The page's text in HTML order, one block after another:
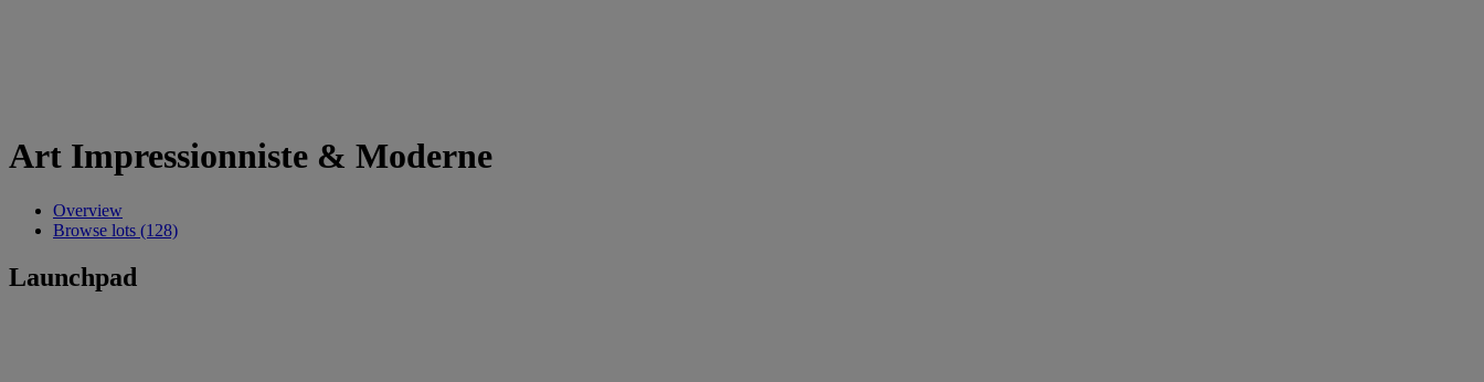
Art Impressionniste & Moderne
Overview
Browse lots (128)
Launchpad